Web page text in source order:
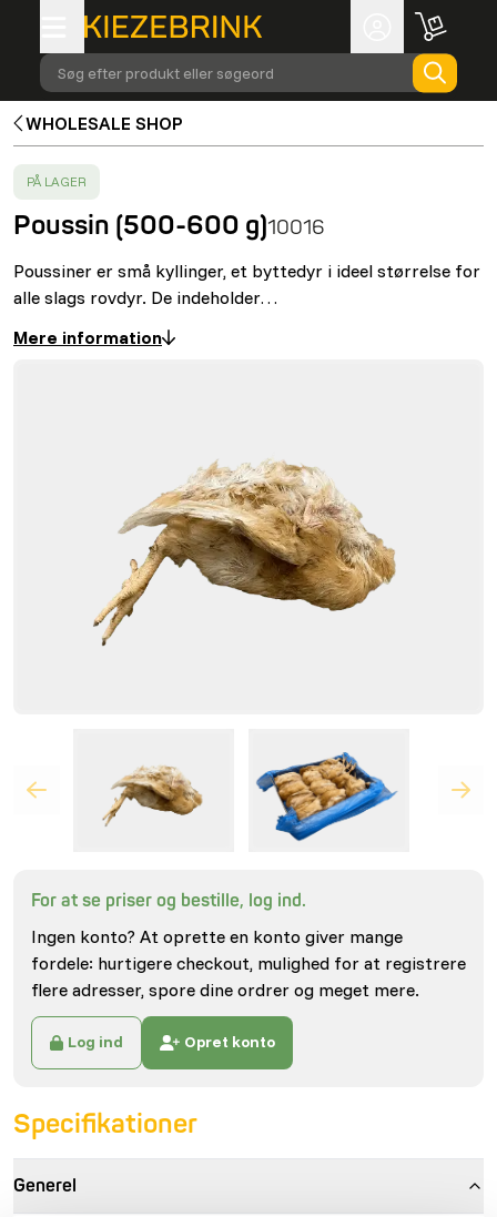
Søg efter produkt eller søgeord
WHOLESALE SHOP
SUCCESS
PÅ LAGER
Poussin (500-600 g)10016
Poussiner er små kyllinger, et byttedyr i ideel størrelse for
alle slags rovdyr. De indeholder…
Mere information
For at se priser og bestille, log ind.
Ingen konto? At oprette en konto giver mange
fordele: hurtigere checkout, mulighed for at registrere
flere adresser, spore dine ordrer og meget mere.
Log ind Opret konto
Specifikationer
Generel